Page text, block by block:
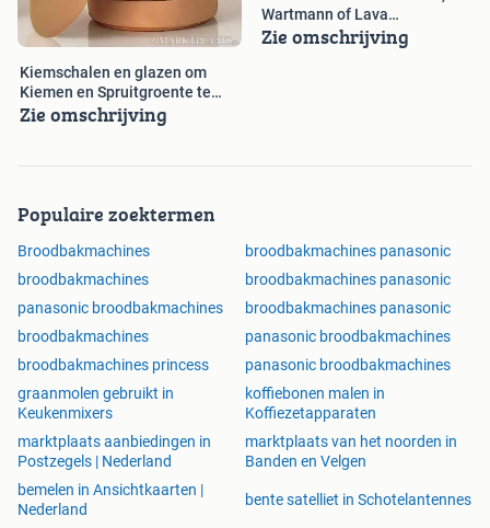
Kiemschalen en glazen om
Kiemen en Spruitgroente te
Kweken
Zie omschrijving
Wartmann of Lava
Vacuummeermachine
Zie omschrijving
Populaire zoektermen
Broodbakmachines
broodbakmachines panasonic
broodbakmachines
broodbakmachines panasonic
panasonic broodbakmachines
broodbakmachines panasonic
broodbakmachines
panasonic broodbakmachines
broodbakmachines princess
panasonic broodbakmachines
graanmolen gebruikt in
Keukenmixers
koffiebonen malen in
Koffiezetapparaten
marktplaats aanbiedingen in
Postzegels | Nederland
marktplaats van het noorden in
Banden en Velgen
bemelen in Ansichtkaarten |
Nederland
bente satelliet in Schotelantennes